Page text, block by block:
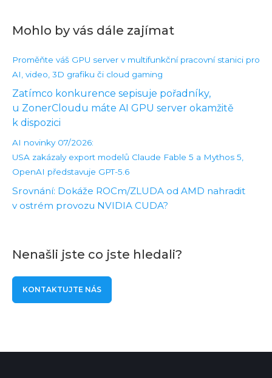
Mohlo by vás dále zajímat
Proměňte váš GPU server v multifunkční pracovní stanici pro
AI, video, 3D grafiku či cloud gaming
Zatímco konkurence sepisuje pořadníky,
u ZonerCloudu máte AI GPU server okamžitě
k dispozici
AI novinky 07/2026:
USA zakázaly export modelů Claude Fable 5 a Mythos 5,
OpenAI představuje GPT-5.6
Srovnání: Dokáže ROCm/ZLUDA od AMD nahradit
v ostrém provozu NVIDIA CUDA?
Nenašli jste co jste hledali?
KONTAKTUJTE NÁS